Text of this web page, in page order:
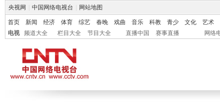
央视网 中国网络电视台 网站地图
首页 新闻 经济 体育 综艺 春晚 戏曲 音乐 科教 青少 文化
艺术
电视
频道大全 栏目大全 节目大全 直播中国 赛事直播 网络